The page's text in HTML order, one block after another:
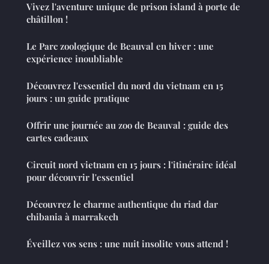
Vivez l'aventure unique de prison island à porte de
châtillon !
Le Parc zoologique de Beauval en hiver : une
expérience inoubliable
Découvrez l'essentiel du nord du vietnam en 15
jours : un guide pratique
Offrir une journée au zoo de Beauval : guide des
cartes cadeaux
Circuit nord vietnam en 15 jours : l'itinéraire idéal
pour découvrir l'essentiel
Découvrez le charme authentique du riad dar
chibania à marrakech
Éveillez vos sens : une nuit insolite vous attend !